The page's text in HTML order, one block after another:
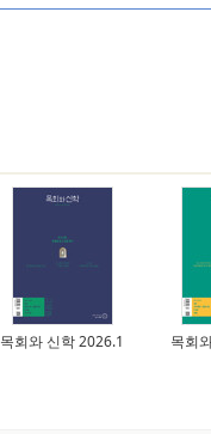
목회와 신학 2026.1 목회